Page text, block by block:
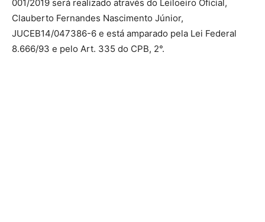
001/2019 será realizado através do Leiloeiro Oficial,
Clauberto Fernandes Nascimento Júnior,
JUCEB14/047386-6 e está amparado pela Lei Federal
8.666/93 e pelo Art. 335 do CPB, 2°.